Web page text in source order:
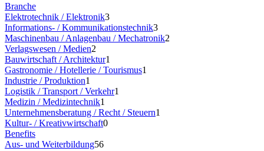
Branche
Elektrotechnik / Elektronik3
Informations- / Kommunikationstechnik3
Maschinenbau / Anlagenbau / Mechatronik2
Verlagswesen / Medien2
Bauwirtschaft / Architektur1
Gastronomie / Hotellerie / Tourismus1
Industrie / Produktion1
Logistik / Transport / Verkehr1
Medizin / Medizintechnik1
Unternehmensberatung / Recht / Steuern1
Kultur- / Kreativwirtschaft0
Benefits
Aus- und Weiterbildung56